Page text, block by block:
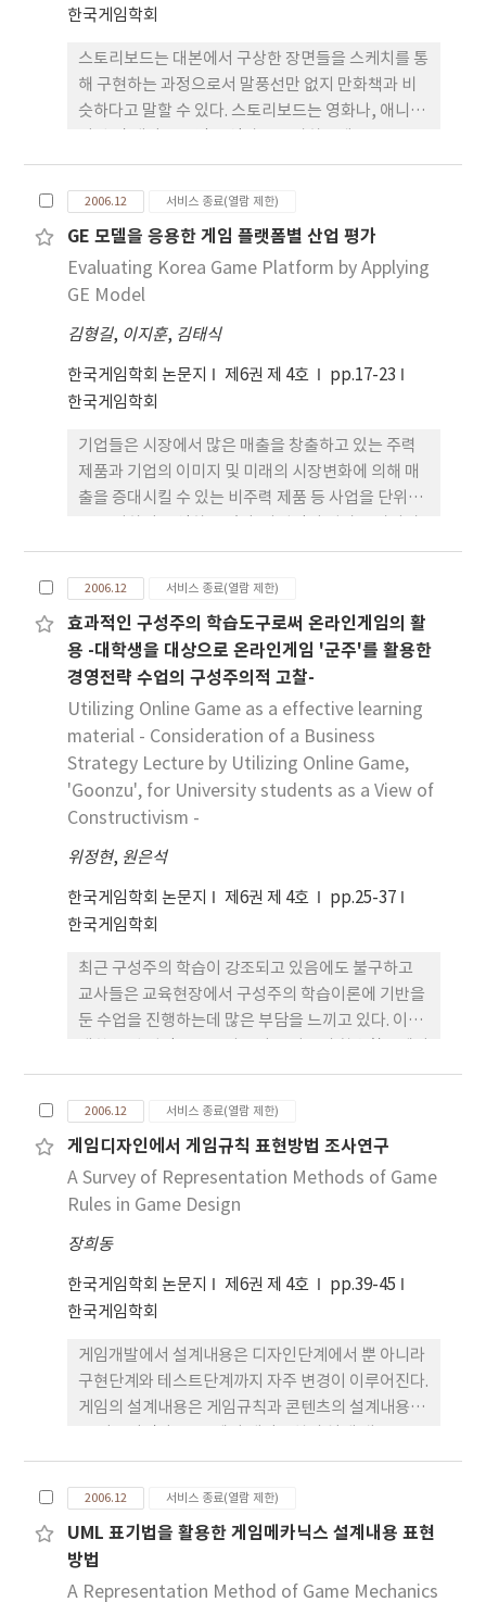
한국게임학회
스토리보드는 대본에서 구상한 장면들을 스케치를 통
해 구현하는 과정으로서 말풍선만 없지 만화책과 비
슷하다고 말할 수 있다. 스토리보드는 영화나, 애니메
는데 그렇다면 스토리보드를 제작하기 위해서는 미술
가처럼 그림을 잘 그려야 하나? 하고 생각할 수 있겠
지만, 히치콕이나 스필버그의 스토리보드를 본다면
그들의 그림 실력이 형편없다는 것을 알 수 있듯이 스
토리보드에 있어서 중요한 것은 배우의 움직임(動線)
이라 할 수 있다. 그래서 스토리보드를 빠르고 쉽게 만
스토리 보드를 개발해보았다. 디지털 스토리보드를
활용하게 되면 업무의 생산력을 더욱 높일 수 있고 아
이디어를 창조하거나 장면(Shot)을 생성하는데 있
한 인터넷에서 스토리보드를 볼 수 있도록 html문서
로 출력 또는 생성할 수 있기 때문에 작업 동료나 고객
과 함께 스토리보드를 공유할 수도 있다.
2006.12 서비스 종료(열람 제한)
GE 모델을 응용한 게임 플랫폼별 산업 평가
Evaluating Korea Game Platform by Applying
GE Model
김형길, 이지훈, 김태식
한국게임학회 논문지 제6권 제 4호
pp.17-23
한국게임학회
기업들은 시장에서 많은 매출을 창출하고 있는 주력
제품과 기업의 이미지 및 미래의 시장변화에 의해 매
출을 증대시킬 수 있는 비주력 제품 등 사업을 단위별
보유하고 있는 사업들이 현재 시장에서 어떤 위치를
차지하고 있으며 투자 가치가 있는지의 판단 여부와
함께 사업 다각화 등에 있어 반드시 필요한 부분이다.
본 연구에서는 5개의 게임플랫폼을 국내 시장에 맞추
어 ‘시장/산업전체의 매력도’와 ‘시장 내에서 해
당 비즈니스의 경쟁적 우위’을 가지고 사업단위를
평가할 수 있는 GE 모델을 설명하고 이를 국내게임산
업에 적용해 보았다. 본 연구결과 주력 플랫폼과 비주
력 플랫폼이 다양하게 분포되고 있음을 알 수 있고, 향
후 신제품 개발 시기와 함께 주력투자플랫폼 및 마케
팅 전략 방안을 찾을 수 있다.
2006.12 서비스 종료(열람 제한)
효과적인 구성주의 학습도구로써 온라인게임의 활
용 -대학생을 대상으로 온라인게임 '군주'를 활용한
경영전략 수업의 구성주의적 고찰-
Utilizing Online Game as a effective learning
material - Consideration of a Business
Strategy Lecture by Utilizing Online Game,
'Goonzu', for University students as a View of
Constructivism -
위정현, 원은석
한국게임학회 논문지 제6권 제 4호
pp.25-37
한국게임학회
최근 구성주의 학습이 강조되고 있음에도 불구하고
교사들은 교육현장에서 구성주의 학습이론에 기반을
둔 수업을 진행하는데 많은 부담을 느끼고 있다. 이에
활용할 수 있는 적절한 학습도구를 찾기 힘들다는 점
을 언급할 수 있다. 최근 연구를 통해 온라인게임은 학
습도구로서 효과적임이 증명되었다. 이에 본 연구는
구성주의 학습에 온라인게임이 효과적인 학습도구로
활용될 수 있음을 논의해 보고자 한다. 본 연구는
2006년 온라인게임 '군주'를 활용하여 중앙대학교 대
업과정을 구성주의 학습의 관점으로 살펴보았다. 그
결과 온라인게임을 활용한 수업에서 구성주의 학습방
법이 효과적으로 적용되고 있음을 알 수 있었다. 이러
도구로써 온라인게임이 활용될 수 있음을 논의하였
다.
2006.12 서비스 종료(열람 제한)
게임디자인에서 게임규칙 표현방법 조사연구
A Survey of Representation Methods of Game
Rules in Game Design
장희동
한국게임학회 논문지 제6권 제 4호
pp.39-45
한국게임학회
게임개발에서 설계내용은 디자인단계에서 뿐 아니라
구현단계와 테스트단계까지 자주 변경이 이루어진다.
게임의 설계내용은 게임규칙과 콘텐츠의 설계내용으
든 개발참여자들이 쉽고 정확하게 이해할 수 있어야
하고 자주 이루어지는 변경들이 효율적으로 관리되어
야 하며 그리고 정확한 검증이 이루어져야 한다. 본 연
구는 게임규칙의 설계내용에 대해, 게임디자인에서
적합하게 될 수 있는 표현방식을 찾기 위한 조사연구
로서, 문서표현방식, UML 표현방식, 페트리네트 표
2006.12 서비스 종료(열람 제한)
UML 표기법을 활용한 게임메카닉스 설계내용 표현
방법
A Representation Method of Game Mechanics